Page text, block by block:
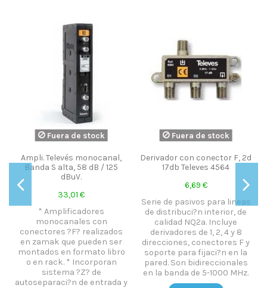
Fuera de stock
Ampli. Televés monocanal,
Banda S alta, 58 dB / 125
dBuV.
33,01 €
* Amplificadores
monocanales con
conectores ?F? realizados
en zamak que pueden ser
montados en formato libro
o en rack. * Incorporan
sistema ?Z? de
autoseparaci?n de entrada y
Fuera de stock
Derivador con conector F, 2d
17db Televes 4564
6,69 €
Serie de pasivos para lineas
de distribuci?n interior, de
calidad NQ2a. Incluye
derivadores de 1, 2, 4 y 8
direcciones, conectores F y
soporte para fijaci?n en la
pared. Son bidireccionales
en la banda de 5-1000 MHz.